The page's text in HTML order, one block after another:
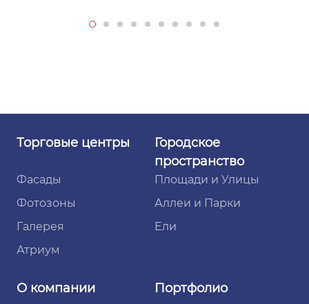
Торговые центры
Фасады
Фотозоны
Галерея
Атриум
Городское
пространство
Площади и Улицы
Аллеи и Парки
Ели
О компании Портфолио